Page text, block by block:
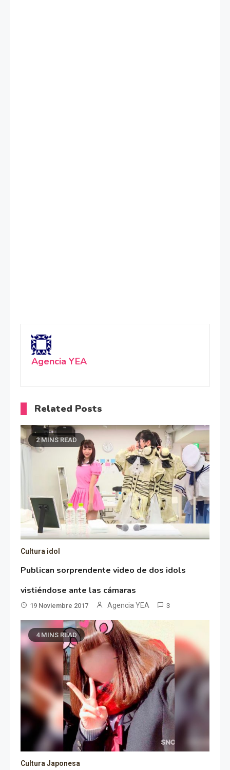
Agencia YEA
Related Posts
2 MINS READ
Cultura idol
Publican sorprendente video de dos idols
vistiéndose ante las cámaras
19 Noviembre 2017 Agencia YEA 3
4 MINS READ
Cultura Japonesa